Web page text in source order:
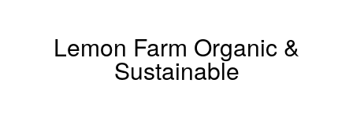
Lemon Farm Organic &
Sustainable